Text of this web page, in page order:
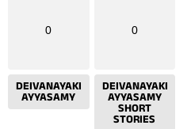
0
DEIVANAYAKI
AYYASAMY
0
DEIVANAYAKI
AYYASAMY
SHORT
STORIES